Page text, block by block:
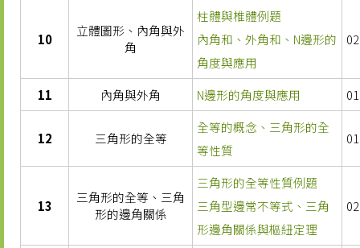
10
立體圖形、內角與外
角
柱體與椎體例題
內角和、外角和、N邊形的
角度與應用
11 內角與外角 N邊形的角度與應用
12 三角形的全等
全等的概念、三角形的全
等性質
13
三角形的全等、三角
形的邊角關係
三角形的全等性質例題
三角型邊常不等式、三角
形邊角關係與樞紐定理